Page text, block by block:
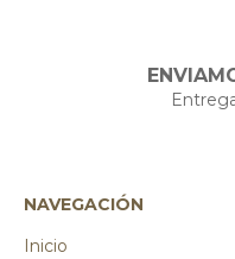
NAVEGACIÓN
Inicio